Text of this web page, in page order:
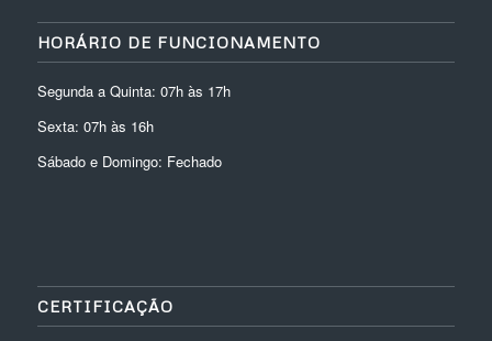
HORÁRIO DE FUNCIONAMENTO
Segunda a Quinta: 07h às 17h
Sexta: 07h às 16h
Sábado e Domingo: Fechado
CERTIFICAÇÃO